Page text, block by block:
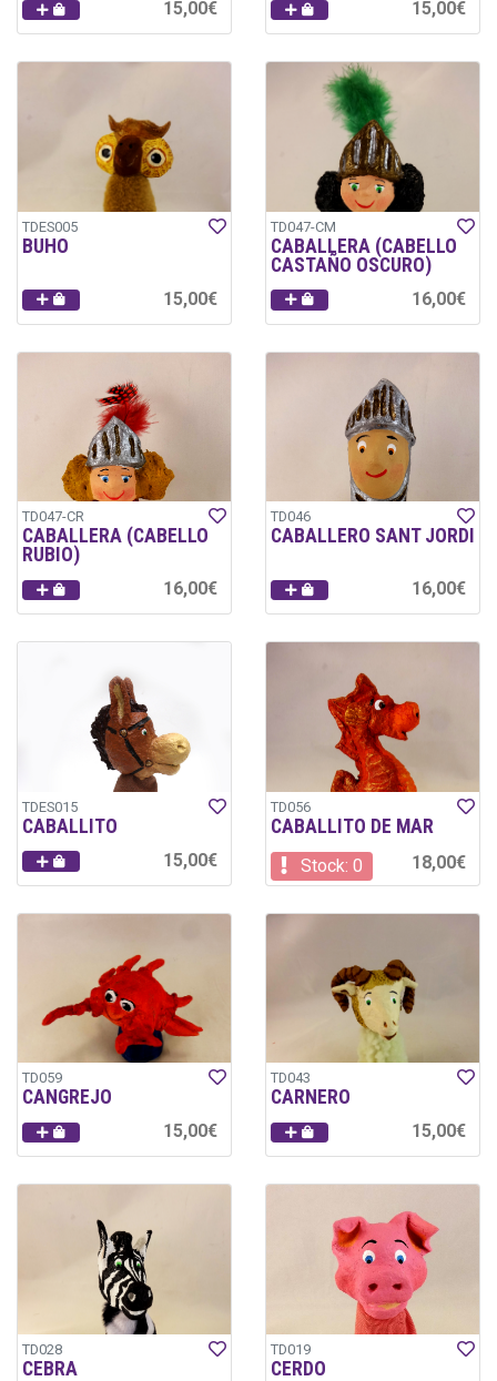
15,00€ 15,00€
TDES005
BUHO
15,00€
TD047-CM
CABALLERA (CABELLO
CASTAÑO OSCURO)
16,00€
TD047-CR
CABALLERA (CABELLO
RUBIO)
16,00€
TD046
CABALLERO SANT JORDI
16,00€
TDES015
CABALLITO
15,00€
TD056
CABALLITO DE MAR
Stock: 0 18,00€
TD059
CANGREJO
15,00€
TD043
CARNERO
15,00€
TD028
CEBRA
TD019
CERDO